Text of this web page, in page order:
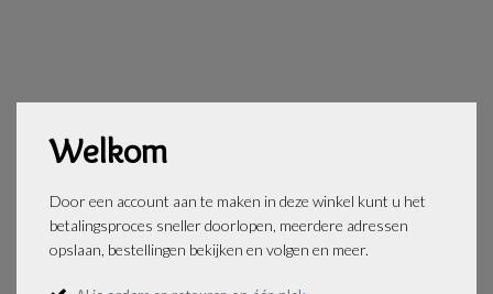
Welkom
Door een account aan te maken in deze winkel kunt u het
betalingsproces sneller doorlopen, meerdere adressen
opslaan, bestellingen bekijken en volgen en meer.